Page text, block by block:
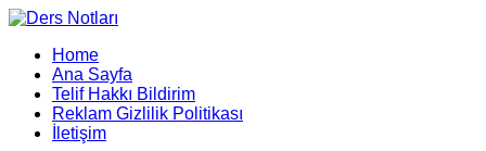
Home
Ana Sayfa
Telif Hakkı Bildirim
Reklam Gizlilik Politikası
İletişim